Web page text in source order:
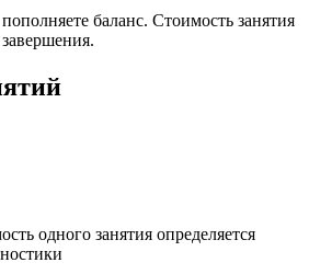
баланс. Стоимость занятия
одного занятия определяется